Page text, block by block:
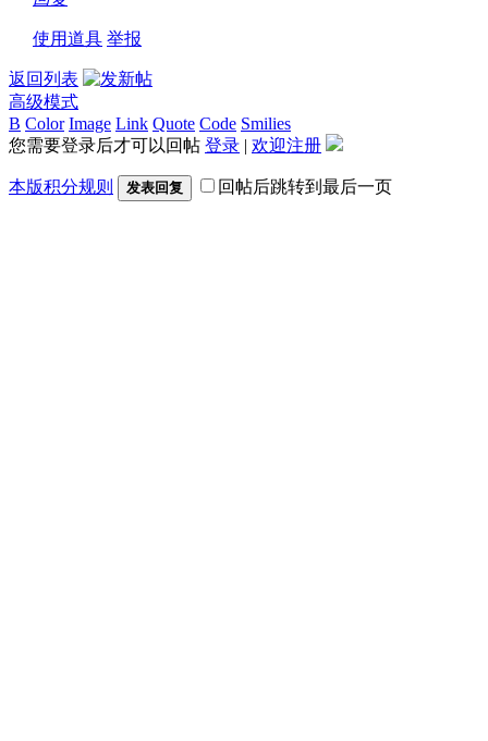
使用道具 举报
返回列表
高级模式
B Color Image Link Quote Code Smilies
您需要登录后才可以回帖 登录 | 欢迎注册
本版积分规则 发表回复 回帖后跳转到最后一页